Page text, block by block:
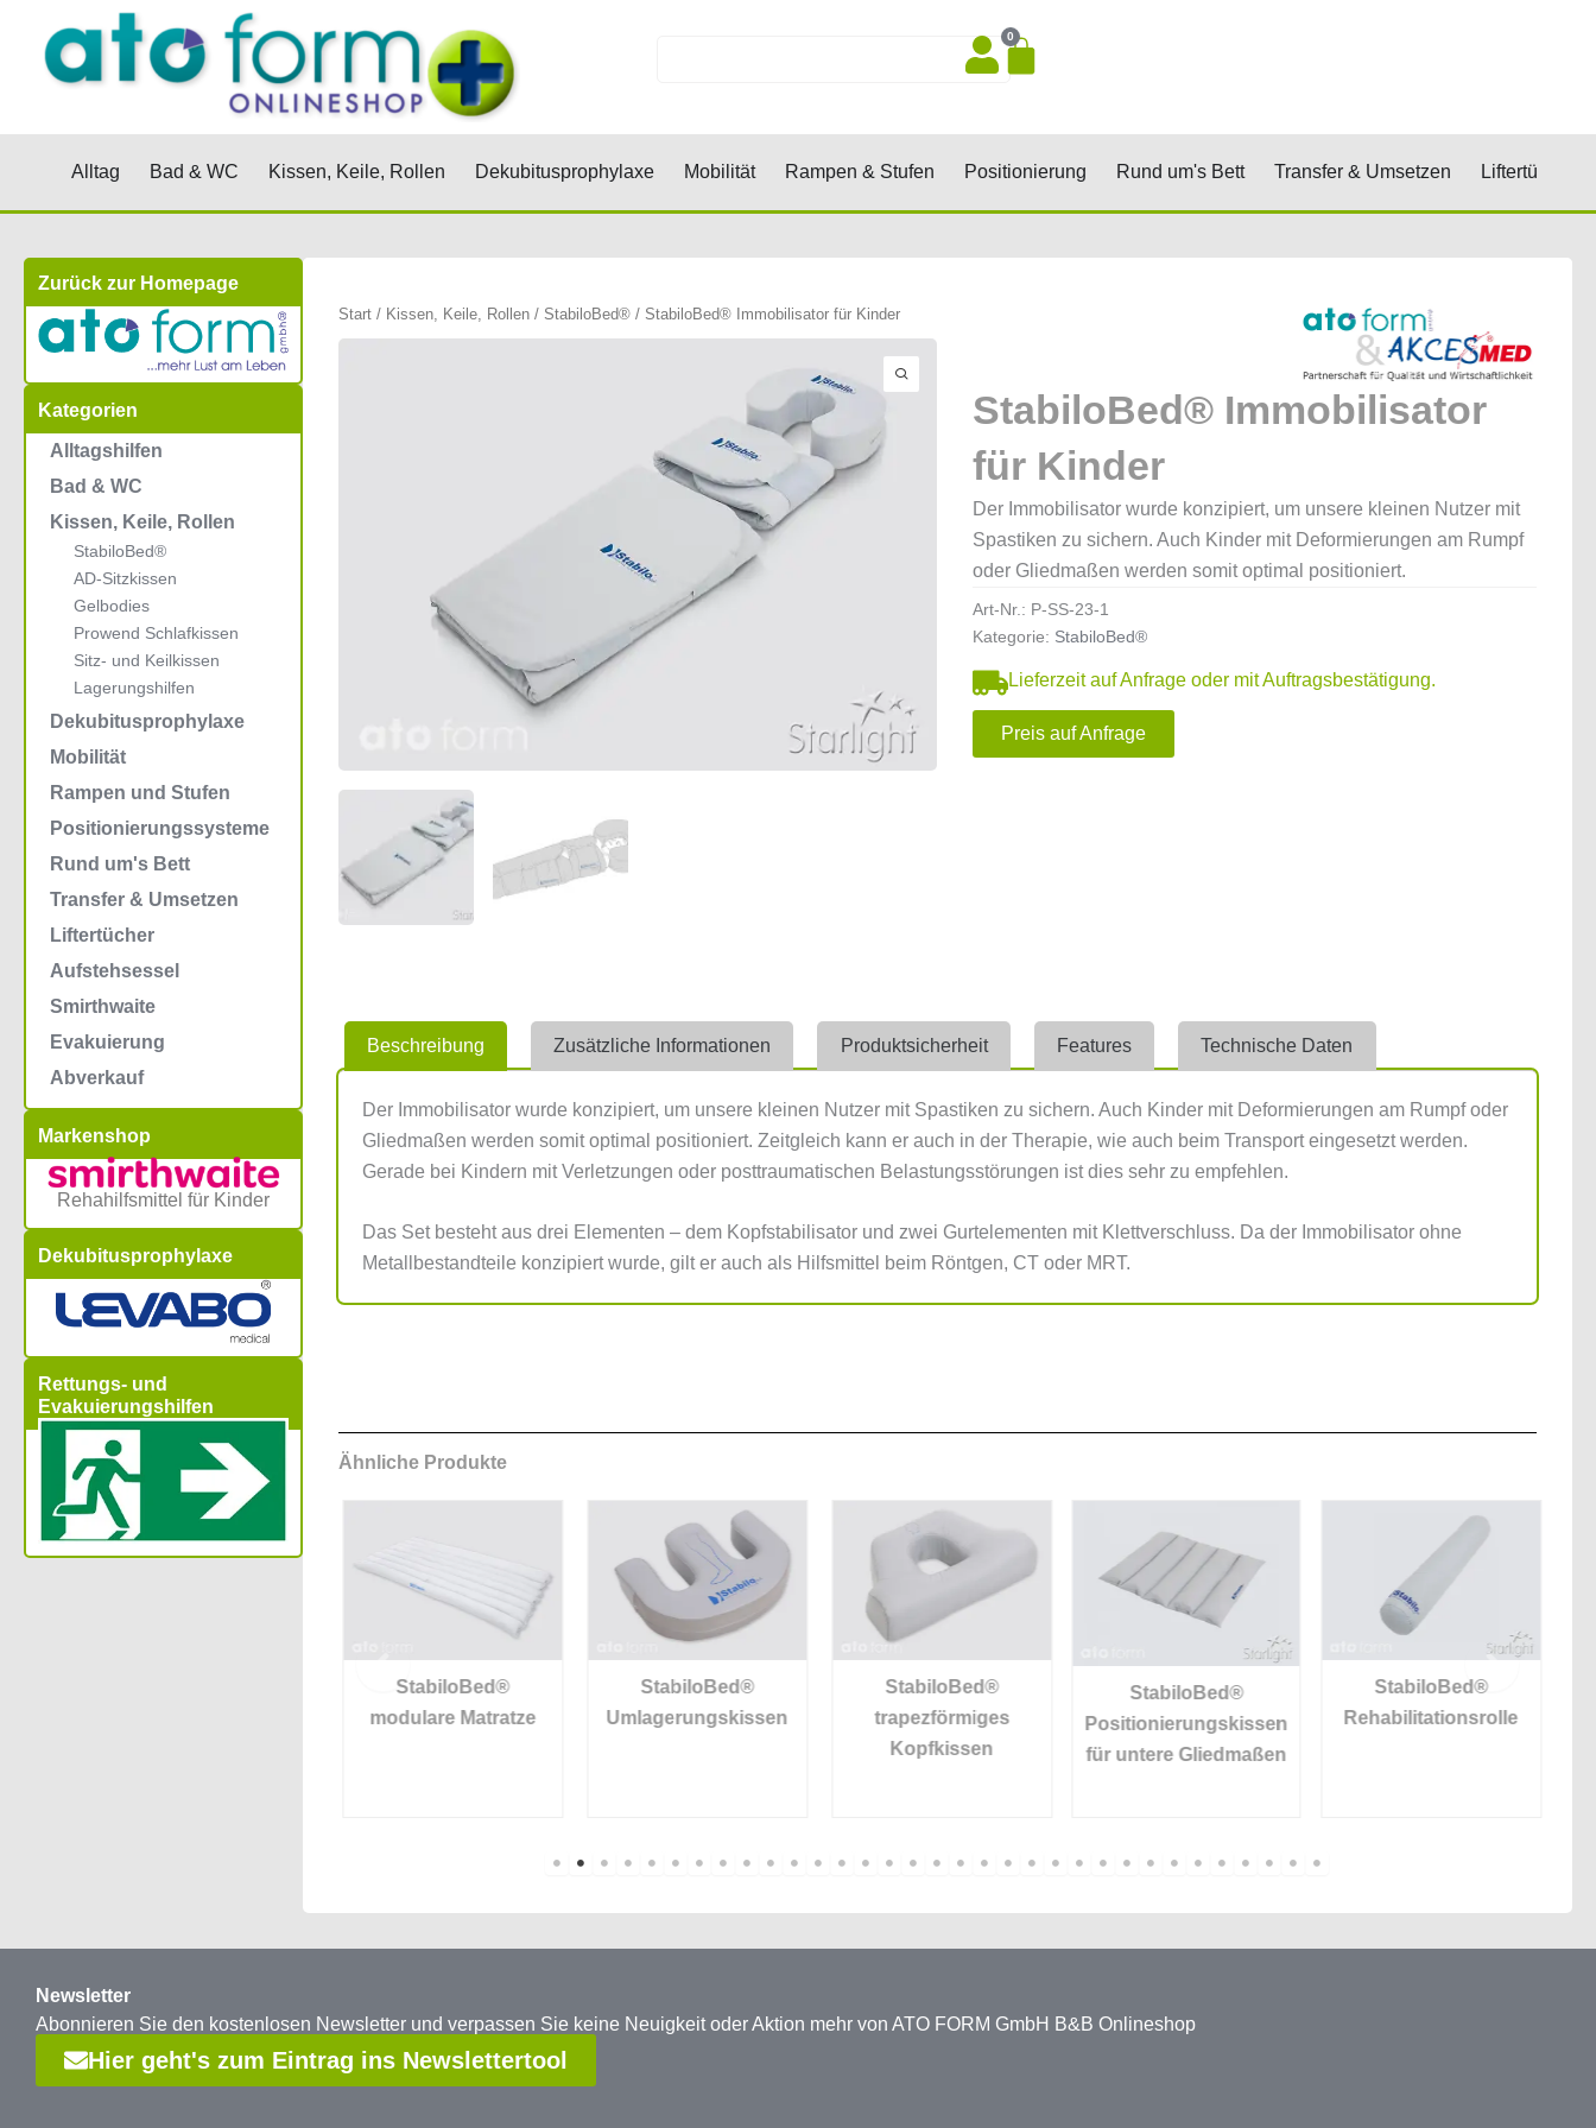
springen
0
Warenkorb
Alltag Öffne Alltag
Bad & WC Öffne Bad & WC
Kissen, Keile, Rollen Öffne Kissen, Keile, Rollen
Dekubitusprophylaxe Öffne Dekubitusprophylaxe
Mobilität Öffne Mobilität
Rampen & Stufen Öffne Rampen & Stufen
Positionierung Öffne Positionierung
Rund um's Bett Öffne Rund um's Bett
Transfer & Umsetzen Öffne Transfer
Liftertücher
Zurück zur Homepage
Kategorien
Alltagshilfen
Bad & WC
Kissen, Keile, Rollen
StabiloBed®
AD-Sitzkissen
Gelbodies
Prowend Schlafkissen
Sitz- und Keilkissen
Lagerungshilfen
Dekubitusprophylaxe
Mobilität
Rampen und Stufen
Positionierungssysteme
Rund um's Bett
Transfer & Umsetzen
Liftertücher
Aufstehsessel
Smirthwaite
Evakuierung
Abverkauf
Markenshop
Rehahilfsmittel für Kinder
Dekubitusprophylaxe
Rettungs- und
Evakuierungshilfen
Start/ Kissen, Keile, Rollen/ StabiloBed®/ StabiloBed® Immobilisator für Kinder
StabiloBed® Immobilisator
für Kinder
Der Immobilisator wurde konzipiert, um unsere kleinen Nutzer mit
Spastiken zu sichern. Auch Kinder mit Deformierungen am Rumpf
oder Gliedmaßen werden somit optimal positioniert.
Art-Nr.: P-SS-23-1
Kategorie: StabiloBed®
Lieferzeit auf Anfrage oder mit Auftragsbestätigung.
Preis auf Anfrage
Beschreibung Zusätzliche Informationen Produktsicherheit Features Technische Daten
Der Immobilisator wurde konzipiert, um unsere kleinen Nutzer mit Spastiken zu sichern. Auch Kinder mit Deformierungen am Rumpf oder
Gliedmaßen werden somit optimal positioniert. Zeitgleich kann er auch in der Therapie, wie auch beim Transport eingesetzt werden.
Gerade bei Kindern mit Verletzungen oder posttraumatischen Belastungsstörungen ist dies sehr zu empfehlen.
Das Set besteht aus drei Elementen – dem Kopfstabilisator und zwei Gurtelementen mit Klettverschluss. Da der Immobilisator ohne
Metallbestandteile konzipiert wurde, gilt er auch als Hilfsmittel beim Röntgen, CT oder MRT.
Ähnliche Produkte
StabiloBed®
modulare Matratze
StabiloBed®
Umlagerungskissen
StabiloBed®
trapezförmiges
Kopfkissen
StabiloBed®
Positionierungskissen
für untere Gliedmaßen
StabiloBed®
Rehabilitationsrolle
Newsletter
Abonnieren Sie den kostenlosen Newsletter und verpassen Sie keine Neuigkeit oder Aktion mehr von ATO FORM GmbH B&B Onlineshop
Hier geht's zum Eintrag ins Newslettertool